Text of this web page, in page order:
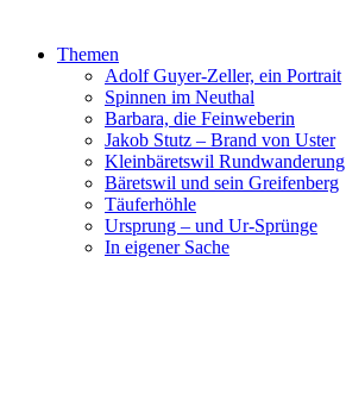
Themen
Adolf Guyer-Zeller, ein Portrait
Spinnen im Neuthal
Barbara, die Feinweberin
Jakob Stutz – Brand von Uster
Kleinbäretswil Rundwanderung
Bäretswil und sein Greifenberg
Täuferhöhle
Ursprung – und Ur-Sprünge
In eigener Sache